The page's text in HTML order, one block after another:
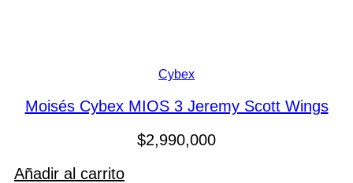
Cybex
Moisés Cybex MIOS 3 Jeremy Scott Wings
$2,990,000
Añadir al carrito